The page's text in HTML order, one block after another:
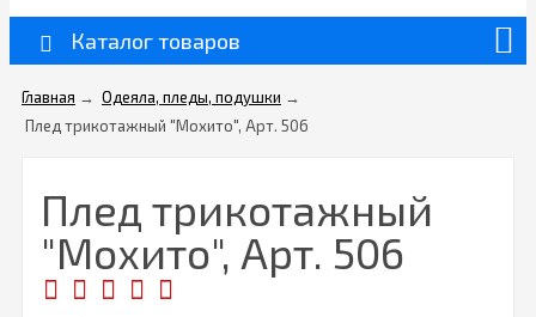
Каталог товаров
Главная → Одеяла, пледы, подушки →
Плед трикотажный "Мохито", Арт. 506
Плед трикотажный
"Мохито", Арт. 506